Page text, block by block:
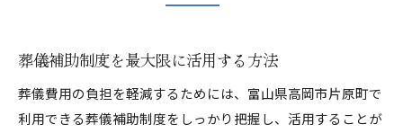
葬儀補助制度を最大限に活用する方法
葬儀費用の負担を軽減するためには、富山県高岡市片原町で
利用できる葬儀補助制度をしっかり把握し、活用することが